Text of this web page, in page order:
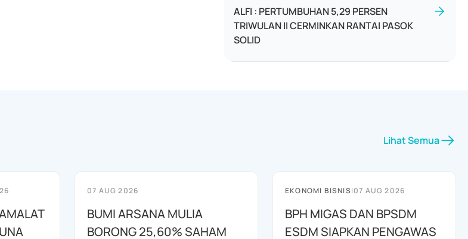
ALFI : PERTUMBUHAN 5,29 PERSEN
TRIWULAN II CERMINKAN RANTAI PASOK
SOLID
Lihat Semua
07 AUG 2026
BUMI ARSANA MULIA
BORONG 25,60% SAHAM
EKONOMI BISNIS|07 AUG 2026
BPH MIGAS DAN BPSDM
ESDM SIAPKAN PENGAWAS